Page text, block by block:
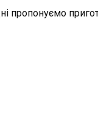
пропонуємо